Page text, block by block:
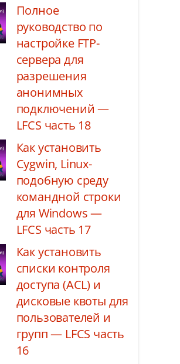
Полное
руководство по
настройке FTP-
сервера для
разрешения
анонимных
подключений —
LFCS часть 18
Как установить
Cygwin, Linux-
подобную среду
командной строки
для Windows —
LFCS часть 17
Как установить
списки контроля
доступа (ACL) и
дисковые квоты для
пользователей и
групп — LFCS часть
16